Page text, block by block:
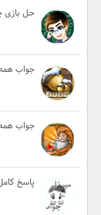
حل بازی
جواب
جواب همه
پاسخ کامل مراحل 181